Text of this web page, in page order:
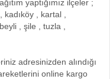
yaptığımız ilçeler ;
, kartal ,
, şile , tuzla ,
adresinizden alındığı
online kargo